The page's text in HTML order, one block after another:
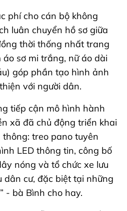
phí cho cán bộ không
luân chuyển hồ sơ giữa
thời thống nhất trang
sơ mi trắng, nữ áo dài
góp phần tạo hình ảnh
với người dân.
tiếp cận mô hình hành
xã đã chủ động triển khai
treo pano tuyên
LED thông tin, công bố
nóng và tổ chức xe lưu
dân cư, đặc biệt tại những
- bà Bình cho hay.